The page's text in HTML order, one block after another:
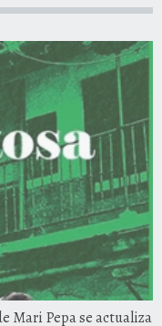
Mari Pepa se actualiza